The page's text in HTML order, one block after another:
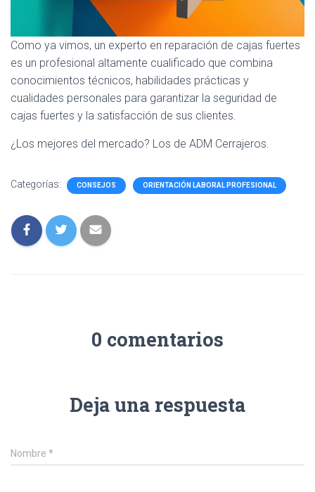
Como ya vimos, un experto en reparación de cajas fuertes
es un profesional altamente cualificado que combina
conocimientos técnicos, habilidades prácticas y
cualidades personales para garantizar la seguridad de
cajas fuertes y la satisfacción de sus clientes.
¿Los mejores del mercado? Los de ADM Cerrajeros.
Categorías: CONSEJOS ORIENTACIÓN LABORAL PROFESIONAL
0 comentarios
Deja una respuesta
Nombre *